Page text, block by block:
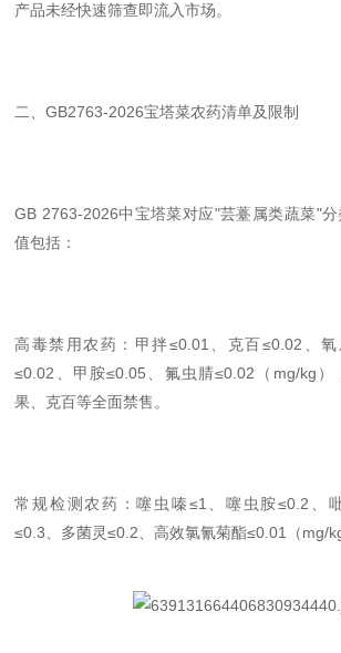
产品未经快速筛查即流入市场。
二、GB2763-2026宝塔菜农药清单及限制
GB 2763-2026中宝塔菜对应"芸薹属类蔬菜"
值包括：
高毒禁用农药：甲拌≤0.01、克百≤0.02、
≤0.02、甲胺≤0.05、氟虫腈≤0.02（mg/kg
果、克百等全面禁售。
常规检测农药：噻虫嗪≤1、噻虫胺≤0.2、
≤0.3、多菌灵≤0.2、高效氯氰菊酯≤0.01（mg/kg